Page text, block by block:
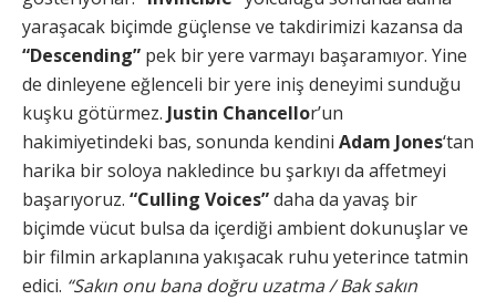
yaraşacak biçimde güçlense ve takdirimizi kazansa da
“Descending” pek bir yere varmayı başaramıyor. Yine
de dinleyene eğlenceli bir yere iniş deneyimi sunduğu
kuşku götürmez. Justin Chancellor’un
hakimiyetindeki bas, sonunda kendini Adam Jones‘tan
harika bir soloya nakledince bu şarkıyı da affetmeyi
başarıyoruz. “Culling Voices”daha da yavaş bir
biçimde vücut bulsa da içerdiği ambient dokunuşlar ve
bir filmin arkaplanına yakışacak ruhu yeterince tatmin
edici. “Sakın onu bana doğru uzatma / Bak sakın